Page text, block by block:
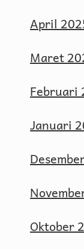
April
Maret
Februari
Januari
Oktober